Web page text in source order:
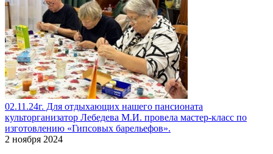
02.11.24г. Для отдыхающих нашего пансионата
культорганизатор Лебедева М.И. провела мастер-класс по
изготовлению «Гипсовых барельефов».
2 ноября 2024